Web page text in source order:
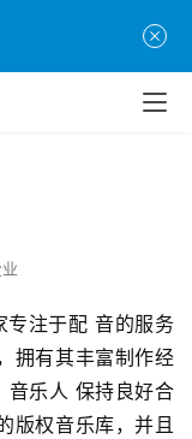
专注于配 音的服务
拥有其丰富制作经
音乐人 保持良好合
版权音乐库，并且